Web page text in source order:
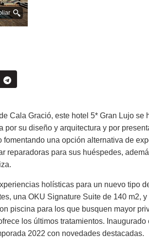
Cala Gració, este hotel 5* Gran Lujo se
por su diseño y arquitectura y por
una opción alternativa de
reparadoras para sus huéspedes,
holísticas para un nuevo tipo
una OKU Signature Suite de 140 m2, y
piscina para los que busquen mayor
los últimos tratamientos. Inaugurado
2022 con novedades destacadas.